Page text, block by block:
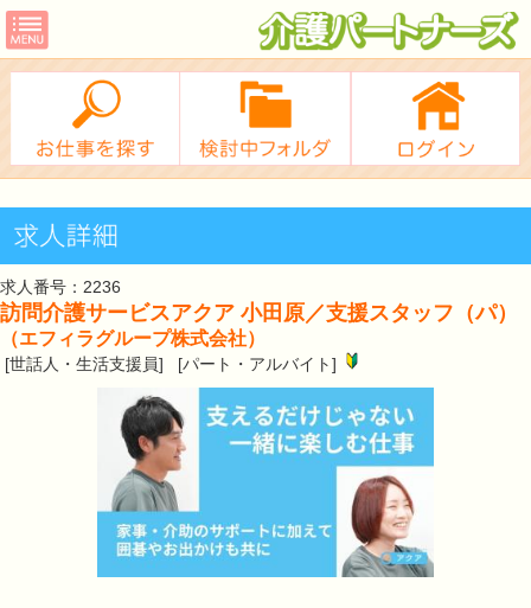
求人番号：2236
訪問介護サービスアクア 小田原／支援スタッフ（パ）
（エフィラグループ株式会社）
[世話人・生活支援員] [パート・アルバイト]